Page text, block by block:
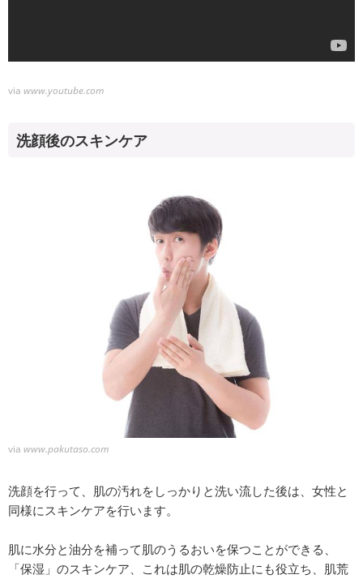
via www.youtube.com
洗顔後のスキンケア
via www.pakutaso.com
洗顔を行って、肌の汚れをしっかりと洗い流した後は、女性と
同様にスキンケアを行います。
肌に水分と油分を補って肌のうるおいを保つことができる、
「保湿」のスキンケア、これは肌の乾燥防止にも役立ち、肌荒